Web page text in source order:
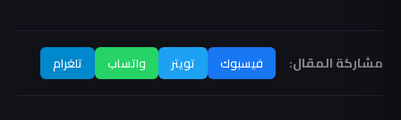
مشاركة المقال: فيسبوك تويتر واتساب تلغرام